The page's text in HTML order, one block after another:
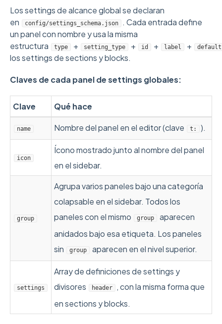
Los settings de alcance global se declaran
en
config/settings_schema.json
. Cada entrada define
un panel con nombre y usa la misma
estructura
type + setting_type + id + label + default
los settings de sections y blocks.
Claves de cada panel de settings globales:
Clave Qué hace
name Nombre del panel en el editor (clave t: ).
icon
Ícono mostrado junto al nombre del panel
en el sidebar.
group
Agrupa varios paneles bajo una categoría
colapsable en el sidebar. Todos los
paneles con el mismo
group
aparecen
anidados bajo esa etiqueta. Los paneles
sin
group aparecen en el nivel superior.
settings
Array de definiciones de settings y
divisores
header
, con la misma forma que
en sections y blocks.